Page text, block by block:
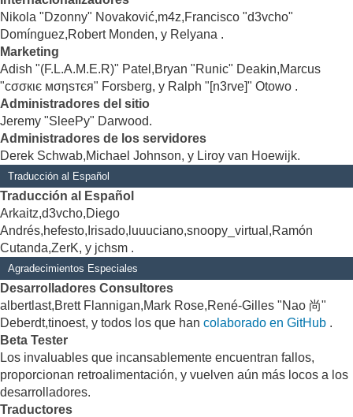
Nikola "Dzonny" Novaković,m4z,Francisco "d3vcho"
Domínguez,Robert Monden, y Relyana .
Marketing
Adish "(F.L.A.M.E.R)" Patel,Bryan "Runic" Deakin,Marcus
"cσσкιє мσηѕтєя" Forsberg, y Ralph "[n3rve]" Otowo .
Administradores del sitio
Jeremy "SleePy" Darwood.
Administradores de los servidores
Derek Schwab,Michael Johnson, y Liroy van Hoewijk.
Traducción al Español
Traducción al Español
Arkaitz,d3vcho,Diego
Andrés,hefesto,Irisado,luuuciano,snoopy_virtual,Ramón
Cutanda,ZerK, y jchsm .
Agradecimientos Especiales
Desarrolladores Consultores
albertlast,Brett Flannigan,Mark Rose,René-Gilles "Nao 尚"
Deberdt,tinoest, y todos los que han colaborado en GitHub .
Beta Tester
Los invaluables que incansablemente encuentran fallos,
proporcionan retroalimentación, y vuelven aún más locos a los
desarrolladores.
Traductores